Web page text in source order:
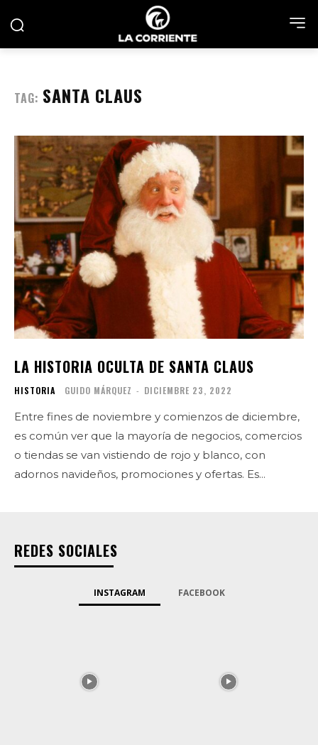
TAG: SANTA CLAUS
LA HISTORIA OCULTA DE SANTA CLAUS
HISTORIA GUIDO MÁRQUEZ - DICIEMBRE 23, 2022
Entre fines de noviembre y comienzos de diciembre,
es común ver que la mayoría de negocios, comercios
o tiendas se van vistiendo de rojo y blanco, con
adornos navideños, promociones y ofertas. Es...
REDES SOCIALES
INSTAGRAM FACEBOOK